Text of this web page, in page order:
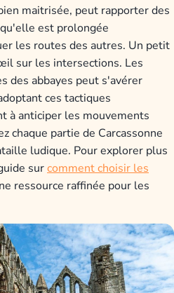
maitrisée, peut rapporter des
est prolongée
les routes des autres. Un petit
sur les intersections. Les
des abbayes peut s'avérer
ces tactiques
à anticiper les mouvements
chaque partie de Carcassonne
ludique. Pour explorer plus
surcomment choisir les
ressource raffinée pour les